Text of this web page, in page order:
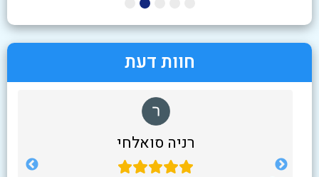
חוות דעת
רניה סואלחי